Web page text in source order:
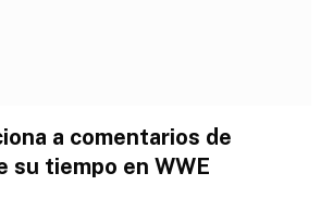
a comentarios de
su tiempo en WWE